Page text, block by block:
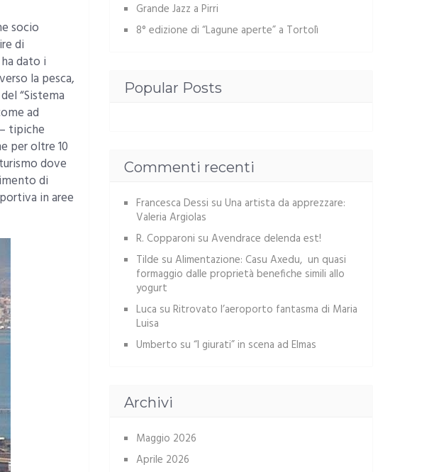
socio
di
dato i
la pesca,
“Sistema
ad
tipiche
per oltre 10
dove
di
in aree
Grande Jazz a Pirri
8° edizione di “Lagune aperte” a Tortolì
Popular Posts
Commenti recenti
Francesca Dessi su Una artista da apprezzare:
Valeria Argiolas
R. Copparoni su Avendrace delenda est!
Tilde su Alimentazione: Casu Axedu, un quasi
formaggio dalle proprietà benefiche simili allo
yogurt
Luca su Ritrovato l’aeroporto fantasma di Maria
Luisa
Umberto su “I giurati” in scena ad Elmas
Archivi
Maggio 2026
Aprile 2026